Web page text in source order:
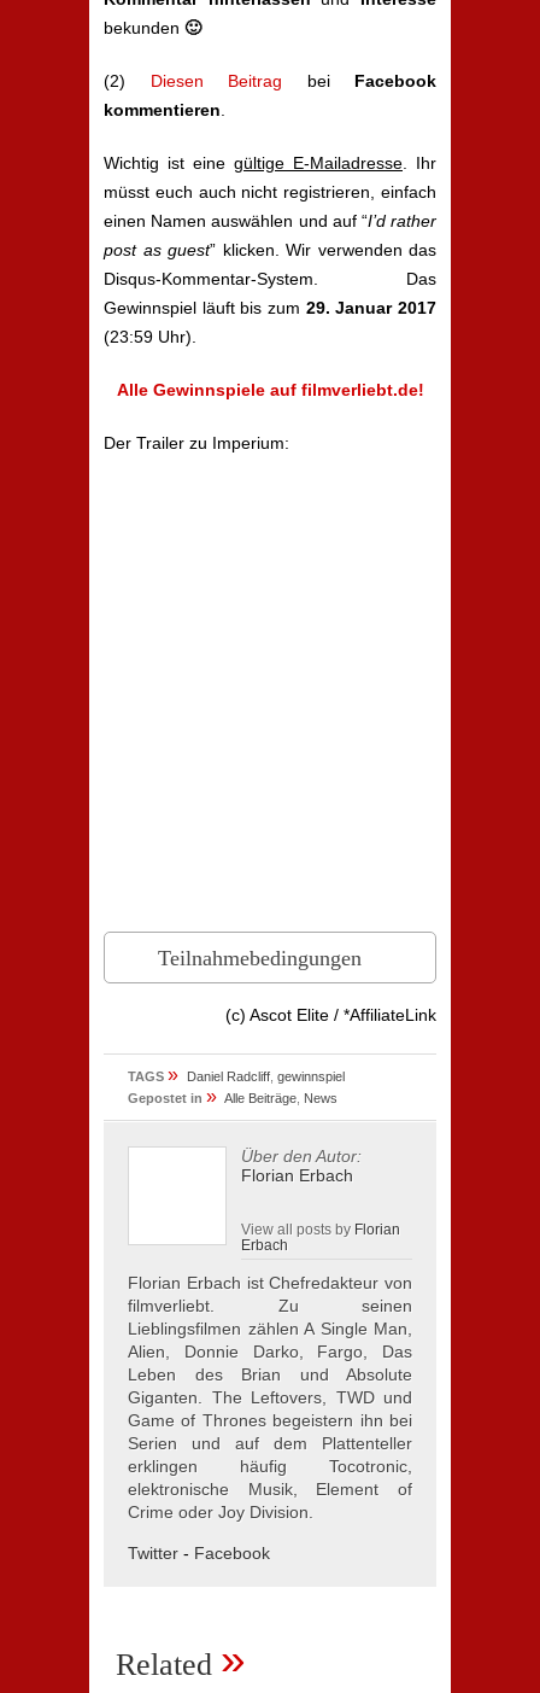
bekunden 🙂
(2) Diesen Beitrag bei Facebook
kommentieren
Wichtig ist eine gültige E-Mailadresse . Ihr
müsst euch auch nicht registrieren, einfach
einen Namen auswählen und auf “I’d rather
post as guest” klicken. Wir verwenden das
Disqus-Kommentar-System. Das
Gewinnspiel läuft bis zum 29. Januar 2017
(23:59 Uhr).
Alle Gewinnspiele auf filmverliebt.de!
Der Trailer zu Imperium:
Teilnahmebedingungen
(c) Ascot Elite / *AffiliateLink
TAGS » Daniel Radcliff gewinnspiel
Gepostet in » Alle Beiträge News
Über den Autor:
Florian Erbach
View all posts by Florian
Erbach
Florian Erbach ist Chefredakteur von
filmverliebt. Zu seinen
Lieblingsfilmen zählen A Single Man,
Alien, Donnie Darko, Fargo, Das
Leben des Brian und Absolute
Giganten. The Leftovers, TWD und
Game of Thrones begeistern ihn bei
Serien und auf dem Plattenteller
erklingen häufig Tocotronic,
elektronische Musik, Element of
Crime oder Joy Division.
Twitter - Facebook
Related »